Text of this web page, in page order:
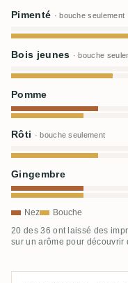
Pimenté · bouche seulement
Bois jeunes · bouche
Pomme
Rôti · bouche seulement
Gingembre
Nez Bouche
20 des 36 ont laissé des
sur un arôme pour découvrir